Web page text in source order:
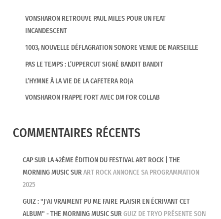
VONSHARON RETROUVE PAUL MILES POUR UN FEAT
INCANDESCENT
1003, NOUVELLE DÉFLAGRATION SONORE VENUE DE MARSEILLE
PAS LE TEMPS : L’UPPERCUT SIGNÉ BANDIT BANDIT
L’HYMNE À LA VIE DE LA CAFETERA ROJA
VONSHARON FRAPPE FORT AVEC DM FOR COLLAB
COMMENTAIRES RÉCENTS
CAP SUR LA 42ÈME ÉDITION DU FESTIVAL ART ROCK | THE
MORNING MUSICSURART ROCK ANNONCE SA PROGRAMMATION
2025
GUIZ : "J'AI VRAIMENT PU ME FAIRE PLAISIR EN ÉCRIVANT CET
ALBUM" - THE MORNING MUSICSURGUIZ DE TRYO PRÉSENTE SON